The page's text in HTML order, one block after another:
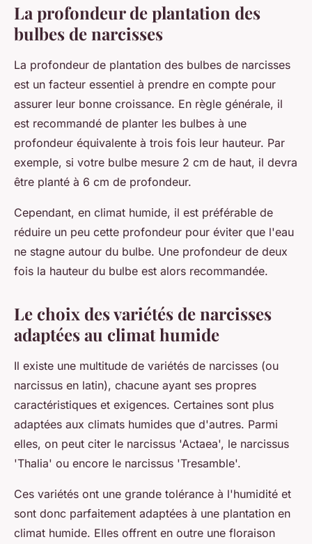
La profondeur de plantation des
bulbes de narcisses
La profondeur de plantation des bulbes de narcisses
est un facteur essentiel à prendre en compte pour
assurer leur bonne croissance. En règle générale, il
est recommandé de planter les bulbes à une
profondeur équivalente à trois fois leur hauteur. Par
exemple, si votre bulbe mesure 2 cm de haut, il devra
être planté à 6 cm de profondeur.
Cependant, en climat humide, il est préférable de
réduire un peu cette profondeur pour éviter que l'eau
ne stagne autour du bulbe. Une profondeur de deux
fois la hauteur du bulbe est alors recommandée.
Le choix des variétés de narcisses
adaptées au climat humide
Il existe une multitude de variétés de narcisses (ou
narcissus en latin), chacune ayant ses propres
caractéristiques et exigences. Certaines sont plus
adaptées aux climats humides que d'autres. Parmi
elles, on peut citer le narcissus 'Actaea', le narcissus
'Thalia' ou encore le narcissus 'Tresamble'.
Ces variétés ont une grande tolérance à l'humidité et
sont donc parfaitement adaptées à une plantation en
climat humide. Elles offrent en outre une floraison